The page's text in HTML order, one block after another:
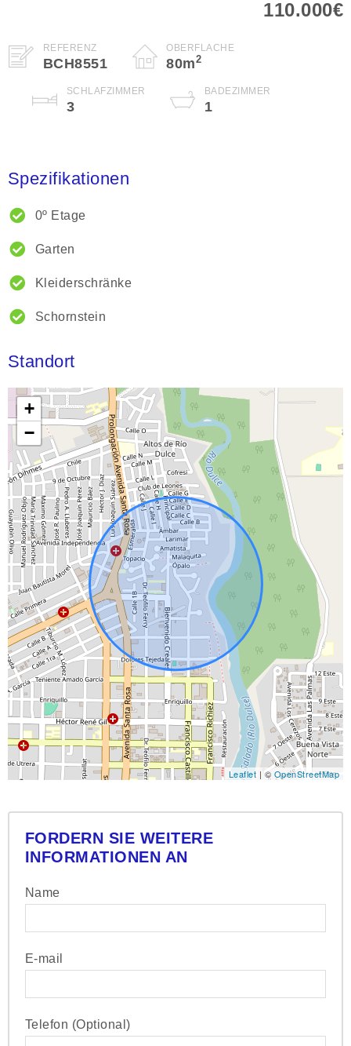
110.000€
REFERENZ
BCH8551
OBERFLÄCHE
80m2
SCHLAFZIMMER
3
BADEZIMMER
1
Spezifikationen
0º Etage
Garten
Kleiderschränke
Schornstein
Standort
+
−
Leaflet | © OpenStreetMap
FORDERN SIE WEITERE
INFORMATIONEN AN
Name
E-mail
Telefon (Optional)